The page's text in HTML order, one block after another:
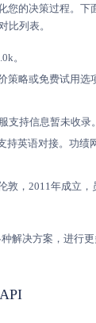
您的决策过程。
比列表。
。
略或免费试用
持信息暂未收
英语对接。功
，2011年成立
种解决方案，进行